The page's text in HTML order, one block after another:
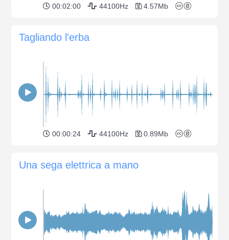
00:02:00 44100Hz 4.57Mb
Tagliando l'erba
00:00:24 44100Hz 0.89Mb
Una sega elettrica a mano